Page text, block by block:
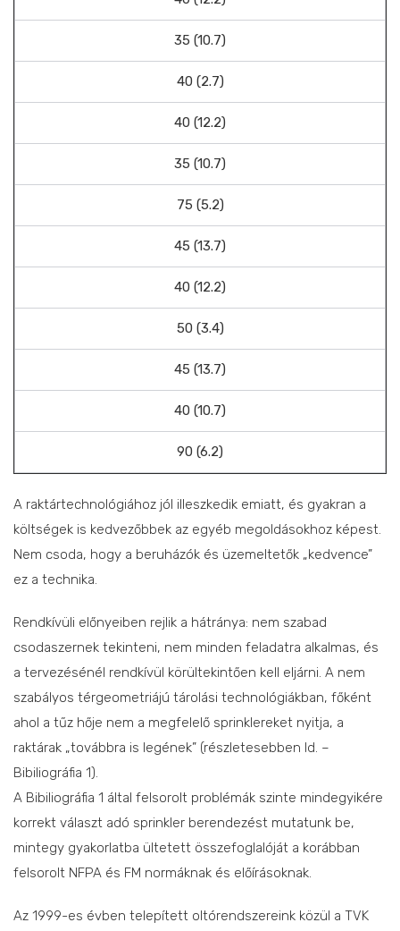
35 (10.7)
40 (2.7)
40 (12.2)
35 (10.7)
75 (5.2)
45 (13.7)
40 (12.2)
50 (3.4)
45 (13.7)
40 (10.7)
90 (6.2)
A raktártechnológiához jól illeszkedik emiatt, és gyakran a
költségek is kedvezőbbek az egyéb megoldásokhoz képest.
Nem csoda, hogy a beruházók és üzemeltetők „kedvence”
ez a technika.
Rendkívüli előnyeiben rejlik a hátránya: nem szabad
csodaszernek tekinteni, nem minden feladatra alkalmas, és
a tervezésénél rendkívül körültekintően kell eljárni. A nem
szabályos térgeometriájú tárolási technológiákban, főként
ahol a tűz hője nem a megfelelő sprinklereket nyitja, a
raktárak „továbbra is legének” (részletesebben ld. –
Bibiliográfia 1).
A Bibiliográfia 1 által felsorolt problémák szinte mindegyikére
korrekt választ adó sprinkler berendezést mutatunk be,
mintegy gyakorlatba ültetett összefoglalóját a korábban
felsorolt NFPA és FM normáknak és előírásoknak.
Az 1999-es évben telepített oltórendszereink közül a TVK